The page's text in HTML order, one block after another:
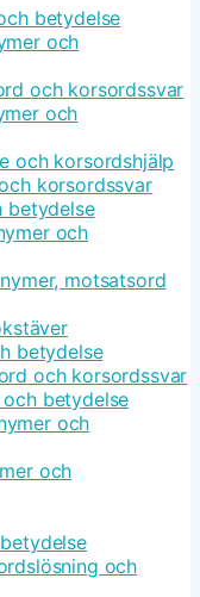
betydelse
och
och korsordssvar
och
och korsordshjälp
korsordssvar
betydelse
och
motsatsord
betydelse
och korsordssvar
betydelse
och
och
och